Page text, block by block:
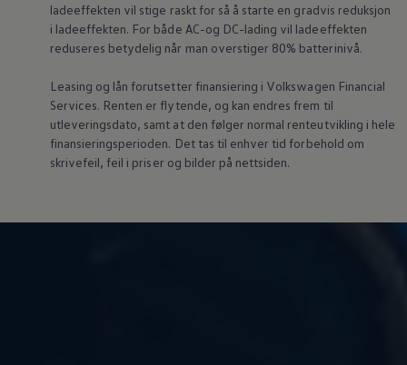
ladeeffekten vil stige raskt for så å starte en gradvis reduksjon
i ladeeffekten. For både AC-og DC-lading vil ladeeffekten
reduseres betydelig når man overstiger 80% batterinivå.
Leasing og lån forutsetter finansiering i Volkswagen Financial
Services. Renten er flytende, og kan endres frem til
utleveringsdato, samt at den følger normal renteutvikling i hele
finansieringsperioden. Det tas til enhver tid forbehold om
skrivefeil, feil i priser og bilder på nettsiden.